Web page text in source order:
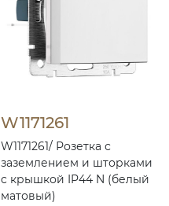
W1171261
W1171261/ Розетка с
заземлением и шторками
c крышкой IP44 N (белый
матовый)